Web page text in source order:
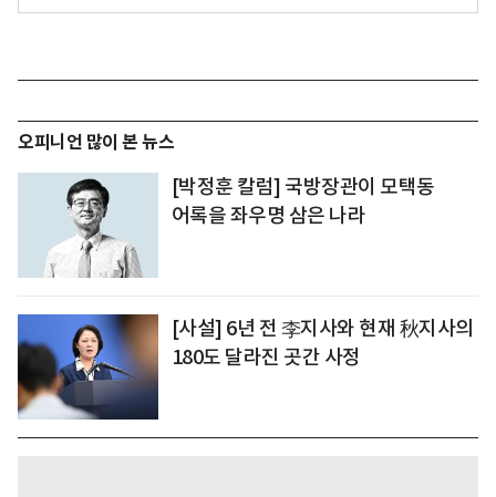
오피니언 많이 본 뉴스
[박정훈 칼럼] 국방장관이 모택동
어록을 좌우명 삼은 나라
[사설] 6년 전 李지사와 현재 秋지사의
180도 달라진 곳간 사정